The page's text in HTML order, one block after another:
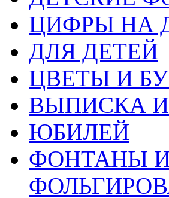
ЦИФРЫ НА
ДЛЯ ДЕТЕЙ
ЦВЕТЫ И
ВЫПИСКА
ЮБИЛЕЙ
ФОНТАНЫ